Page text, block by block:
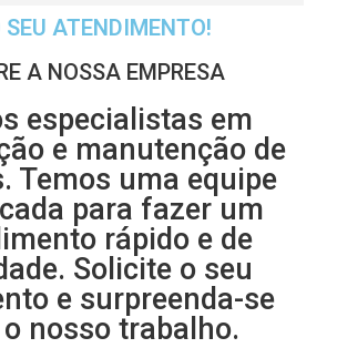
ATENDIMENTO!
A NOSSA EMPRESA
especialistas em
e manutenção de
Temos uma equipe
para fazer um
rápido e de
Solicite o seu
e surpreenda-se
nosso trabalho.